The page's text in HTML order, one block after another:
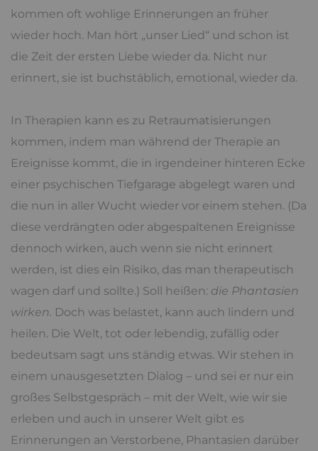
kommen oft wohlige Erinnerungen an früher
wieder hoch. Man hört „unser Lied“ und schon ist
die Zeit der ersten Liebe wieder da. Nicht nur
erinnert, sie ist buchstäblich, emotional, wieder da.
In Therapien kann es zu Retraumatisierungen
kommen, indem man während der Therapie an
Ereignisse kommt, die in irgendeiner hinteren Ecke
einer psychischen Tiefgarage abgelegt waren und
die nun in aller Wucht wieder vor einem stehen. (Da
diese verdrängten oder abgespaltenen Ereignisse
dennoch wirken, auch wenn sie nicht erinnert
werden, ist dies ein Risiko, das man therapeutisch
wagen darf und sollte.) Soll heißen: die Phantasien
wirken. Doch was belastet, kann auch lindern und
heilen. Die Welt, tot oder lebendig, zufällig oder
bedeutsam sagt uns ständig etwas. Wir stehen in
einem unausgesetzten Dialog – und sei er nur ein
großes Selbstgespräch – mit der Welt, wie wir sie
erleben und auch in unserer Welt gibt es
Erinnerungen an Verstorbene, Phantasien darüber